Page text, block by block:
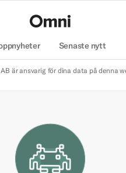
Senaste nytt
är ansvarig för dina data på denna